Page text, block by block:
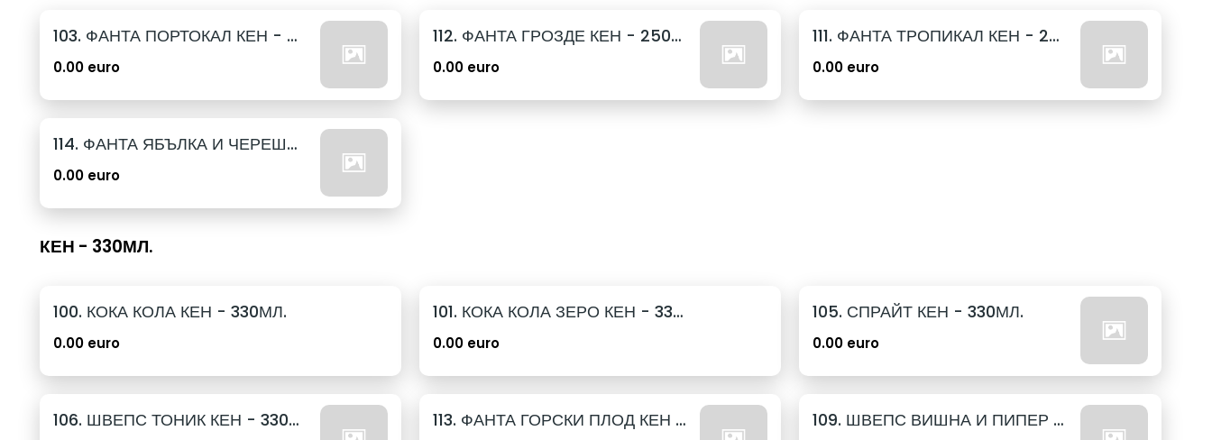
103. ФАНТА ПОРТОКАЛ КЕН - 250МЛ.
0.00 euro
112. ФАНТА ГРОЗДЕ КЕН - 250МЛ.
0.00 euro
111. ФАНТА ТРОПИКАЛ КЕН - 250МЛ.
0.00 euro
114. ФАНТА ЯБЪЛКА И ЧЕРЕША КЕН - 250МЛ.
0.00 euro
КЕН - 330МЛ.
100. КОКА КОЛА КЕН - 330МЛ.
0.00 euro
101. КОКА КОЛА ЗЕРО КЕН - 330МЛ.
0.00 euro
105. СПРАЙТ КЕН - 330МЛ.
0.00 euro
106. ШВЕПС ТОНИК КЕН - 330МЛ. 113. ФАНТА ГОРСКИ ПЛОД КЕН - 330МЛ. 109. ШВЕПС ВИШНА И ПИПЕР КЕН - 330МЛ.